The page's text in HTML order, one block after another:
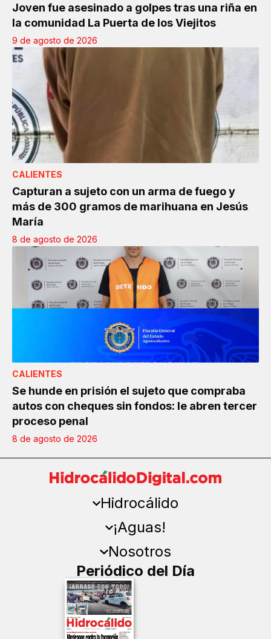
Joven fue asesinado a golpes tras una riña en
la comunidad La Puerta de los Viejitos
9 de agosto de 2026
CALIENTES
Capturan a sujeto con un arma de fuego y
más de 300 gramos de marihuana en Jesús
María
8 de agosto de 2026
CALIENTES
Se hunde en prisión el sujeto que compraba
autos con cheques sin fondos: le abren tercer
proceso penal
8 de agosto de 2026
Hidrocálido
¡Aguas!
Nosotros
Periódico del Día